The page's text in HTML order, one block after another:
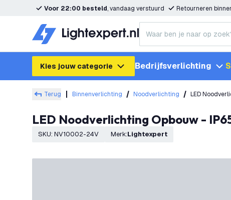
Voor 22:00 besteld, vandaag verstuurd Retourneren
Kies jouw categorie Bedrijfsverlichting
Terug Binnenverlichting Noodverlichting LED
LED Noodverlichting Opbouw -
SKU: NV10002-24V Merk: Lightexpert